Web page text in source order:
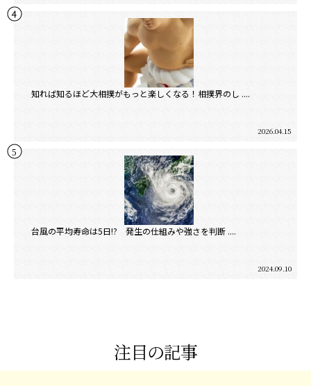
知れば知るほど大相撲がもっと楽しくなる！相撲界のし ....
2026.04.15
台風の平均寿命は5日!? 発生の仕組みや強さを判断 ....
2024.09.10
注目の記事